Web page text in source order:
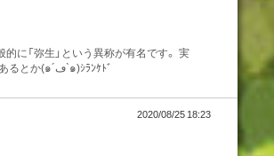
に「弥生」という異称が有名です。 実
は他に桜月（さくらつき）や花見月（はなみづき）なんて呼び名もあるとか(๑´ڡ`๑)ｼﾗﾝｹﾄﾞ
2020/08/25 18:23